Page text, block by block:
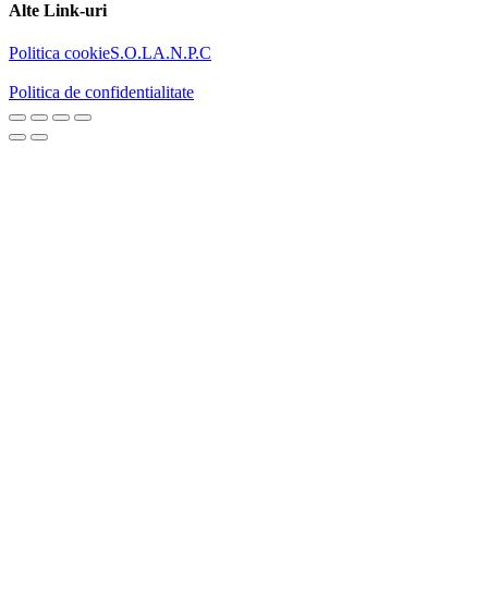
Alte Link-uri
Politica cookieS.O.LA.N.P.C
Politica de confidentialitate